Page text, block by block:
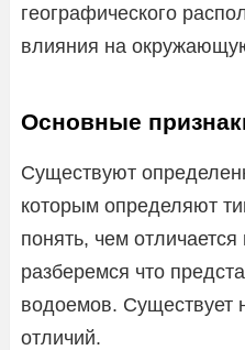
географического
влияния на
Основные
Существуют
которым определяют
понять, чем
разберемся что
водоемов. Существует
отличий.